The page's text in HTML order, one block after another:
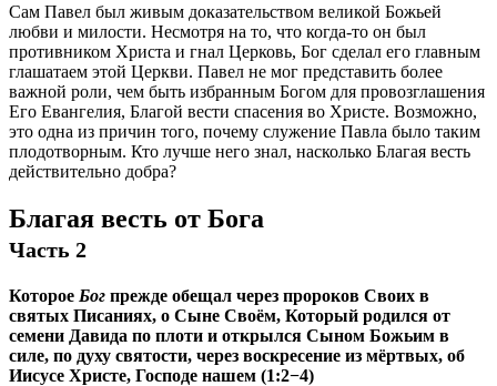
Сам Павел был живым доказательством великой Божьей
любви и милости. Несмотря на то, что когда-то он был
противником Христа и гнал Церковь, Бог сделал его главным
глашатаем этой Церкви. Павел не мог представить более
важной роли, чем быть избранным Богом для провозглашения
Его Евангелия, Благой вести спасения во Христе. Возможно,
это одна из причин того, почему служение Павла было таким
плодотворным. Кто лучше него знал, насколько Благая весть
действительно добра?
Благая весть от Бога
Часть 2
Которое Бог прежде обещал через пророков Своих в
святых Писаниях, о Сыне Своём, Который родился от
семени Давида по плоти и открылся Сыном Божьим в
силе, по духу святости, через воскресение из мёртвых, об
Иисусе Христе, Господе нашем (1:2−4)